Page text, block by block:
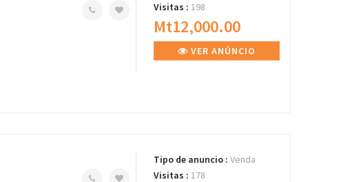
Visitas : 198
Mt12,000.00
VER ANÚNCIO
Tipo de anuncio : Venda
Visitas : 178